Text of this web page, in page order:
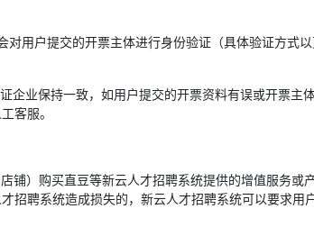
用户提交的开票主体进行身份验证（具体验证方式
业保持一致，如用户提交的开票资料有误或开票主
客服。
）购买直豆等新云人才招聘系统提供的增值服务或
招聘系统造成损失的，新云人才招聘系统可以要求用